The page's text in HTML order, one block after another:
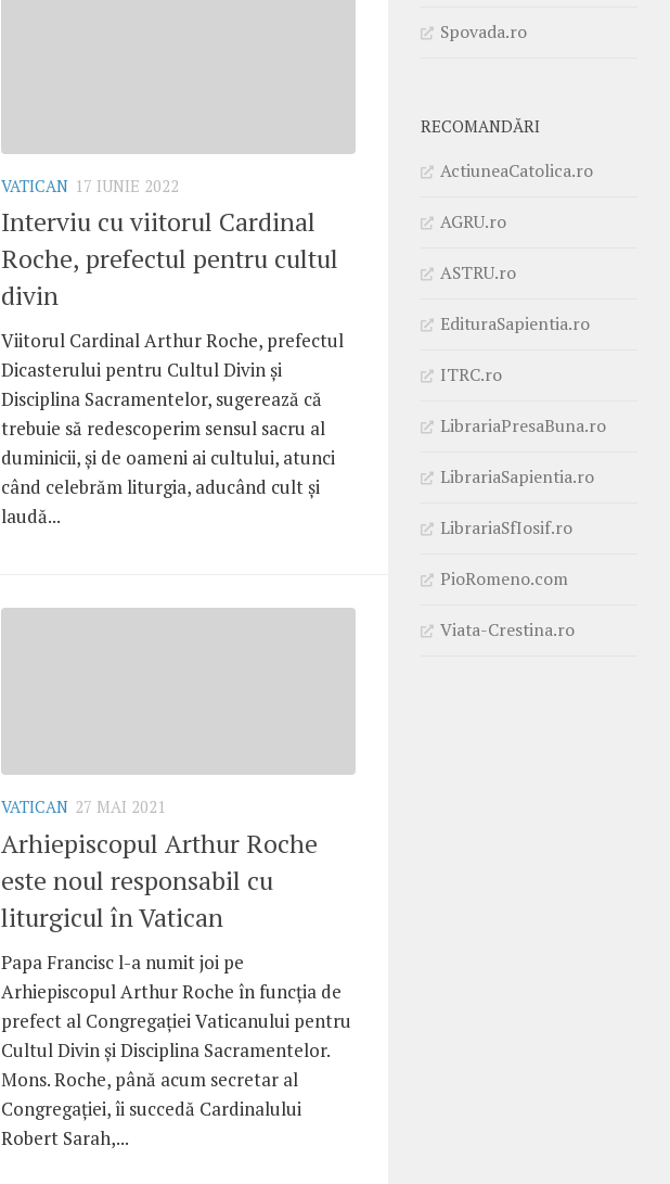
VATICAN 17 IUNIE 2022
Interviu cu viitorul Cardinal
Roche, prefectul pentru cultul
divin
Viitorul Cardinal Arthur Roche, prefectul
Dicasterului pentru Cultul Divin și
Disciplina Sacramentelor, sugerează că
trebuie să redescoperim sensul sacru al
duminicii, și de oameni ai cultului, atunci
când celebrăm liturgia, aducând cult și
laudă...
VATICAN 27 MAI 2021
Arhiepiscopul Arthur Roche
este noul responsabil cu
liturgicul în Vatican
Papa Francisc l-a numit joi pe
Arhiepiscopul Arthur Roche în funcția de
prefect al Congregației Vaticanului pentru
Cultul Divin și Disciplina Sacramentelor.
Mons. Roche, până acum secretar al
Congregației, îi succedă Cardinalului
Robert Sarah,...
Spovada.ro
RECOMANDĂRI
ActiuneaCatolica.ro
AGRU.ro
ASTRU.ro
EdituraSapientia.ro
ITRC.ro
LibrariaPresaBuna.ro
LibrariaSapientia.ro
LibrariaSfIosif.ro
PioRomeno.com
Viata-Crestina.ro